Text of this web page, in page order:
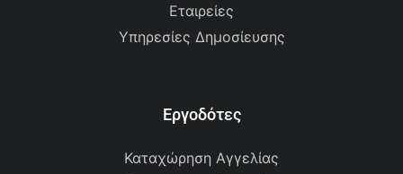
Εταιρείες
Υπηρεσίες Δημοσίευσης
Εργοδότες
Καταχώρηση Αγγελίας